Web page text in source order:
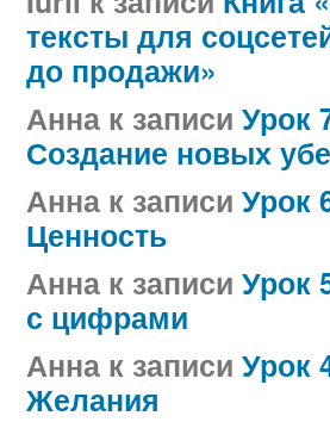
тексты для
до продажи»
Анна к записи Урок
Создание новых
Анна к записи Урок
Ценность
Анна к записи Урок
с цифрами
Анна к записи Урок
Желания